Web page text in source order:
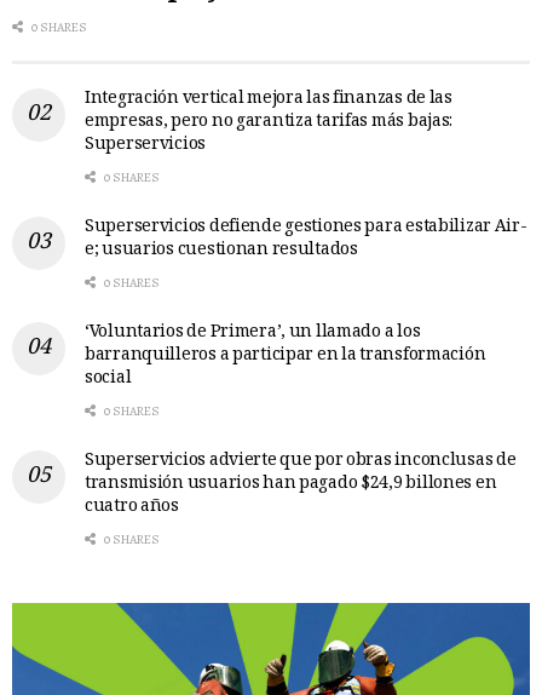
0 SHARES
Integración vertical mejora las finanzas de las
empresas, pero no garantiza tarifas más bajas:
Superservicios
0 SHARES
Superservicios defiende gestiones para estabilizar Air-
e; usuarios cuestionan resultados
0 SHARES
‘Voluntarios de Primera’, un llamado a los
barranquilleros a participar en la transformación
social
0 SHARES
Superservicios advierte que por obras inconclusas de
transmisión usuarios han pagado $24,9 billones en
cuatro años
0 SHARES